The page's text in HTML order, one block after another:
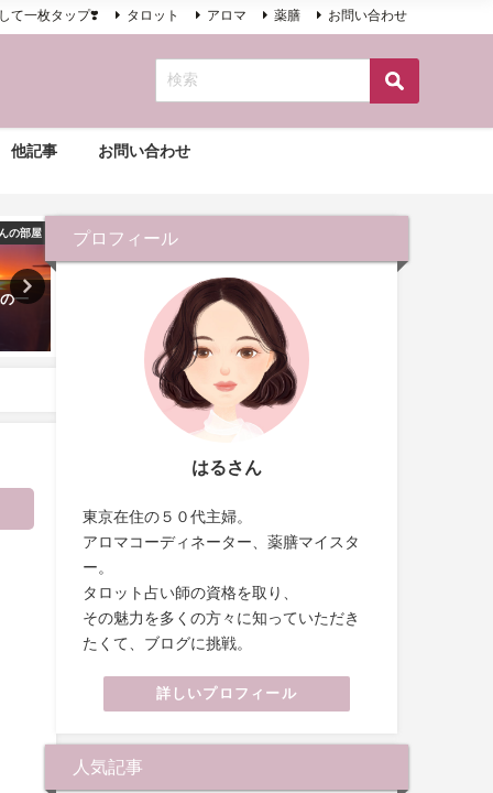
て一枚タップ❣️ タロット アロマ 薬膳 お問い合わせ
他記事 お問い合わせ
の部屋
一
疲労回復とアンチエイジング、
不眠改善にも！牡蠣
2020年11月19日
プロフィール
はるさん
東京在住の５０代主婦。
アロマコーディネーター、薬膳マイスタ
ー。
タロット占い師の資格を取り、
その魅力を多くの方々に知っていただき
たくて、ブログに挑戦。
詳しいプロフィール
人気記事